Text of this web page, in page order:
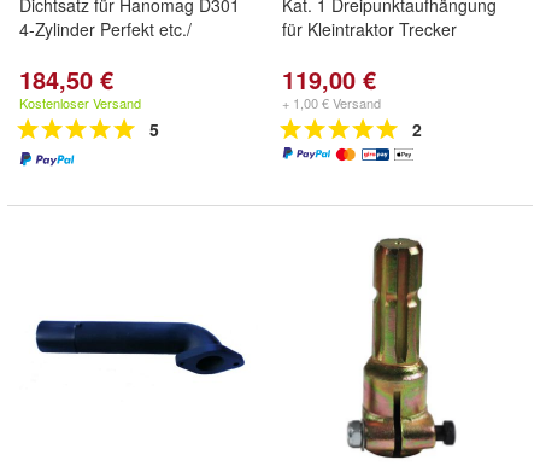
Dichtsatz für Hanomag D301
4-Zylinder Perfekt etc./
184,50 €
Kostenloser Versand
5
Kat. 1 Dreipunktaufhängung
für Kleintraktor Trecker
119,00 €
+ 1,00 € Versand
2